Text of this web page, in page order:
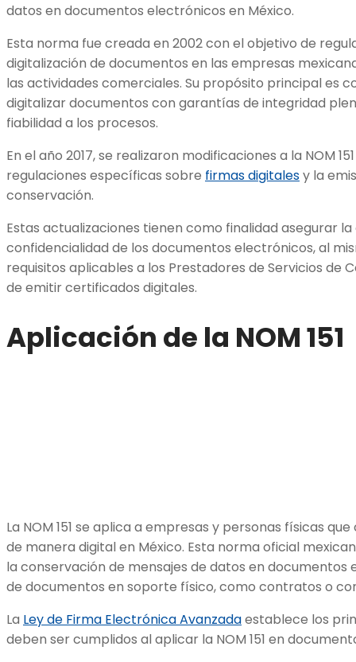
datos en documentos electrónicos en México.
Esta norma fue creada en 2002 con el objetivo de
digitalización de documentos en las empresas
las actividades comerciales. Su propósito principal es
digitalizar documentos con garantías de integridad
fiabilidad a los procesos.
En el año 2017, se realizaron modificaciones a la NOM
regulaciones específicas sobre firmas digitalesy la
conservación.
Estas actualizaciones tienen como finalidad asegurar
confidencialidad de los documentos electrónicos, al
requisitos aplicables a los Prestadores de Servicios de
de emitir certificados digitales.
Aplicación de la NOM 151
La NOM 151 se aplica a empresas y personas físicas
de manera digital en México. Esta norma oficial
la conservación de mensajes de datos en documentos
de documentos en soporte físico, como contratos o
La Ley de Firma Electrónica Avanzadaestablece los
deben ser cumplidos al aplicar la NOM 151 en